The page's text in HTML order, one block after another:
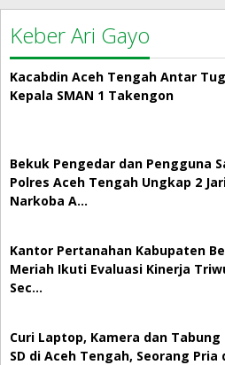
Keber Ari Gayo
Kacabdin Aceh Tengah Antar
Kepala SMAN 1 Takengon
Bekuk Pengedar dan Pengguna
Polres Aceh Tengah Ungkap 2
Narkoba A…
Kantor Pertanahan Kabupaten
Meriah Ikuti Evaluasi Kinerja
Sec…
Curi Laptop, Kamera dan Tabung
SD di Aceh Tengah, Seorang Pria